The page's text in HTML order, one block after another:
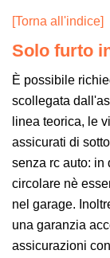
[Torna all'indice]
Solo furto
È possibile
scollegata
linea teorica, le
assicurati di
senza rc auto: in
circolare nè
nel garage.
una garanzia
assicurazioni